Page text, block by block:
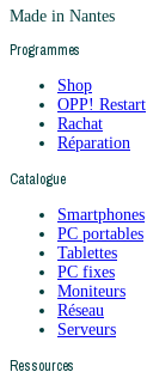
Made in Nantes
Programmes
Shop
OPP! Restart
Rachat
Réparation
Catalogue
Smartphones
PC portables
Tablettes
PC fixes
Moniteurs
Réseau
Serveurs
Ressources